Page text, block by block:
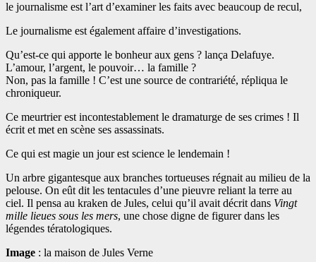
le journalisme est l’art d’examiner les faits avec beaucoup de recul,
Le journalisme est également affaire d’investigations.
Qu’est-ce qui apporte le bonheur aux gens ? lança Delafuye.
L’amour, l’argent, le pouvoir… la famille ?
Non, pas la famille ! C’est une source de contrariété, répliqua le
chroniqueur.
Ce meurtrier est incontestablement le dramaturge de ses crimes ! Il
écrit et met en scène ses assassinats.
Ce qui est magie un jour est science le lendemain !
Un arbre gigantesque aux branches tortueuses régnait au milieu de la
pelouse. On eût dit les tentacules d’une pieuvre reliant la terre au
ciel. Il pensa au kraken de Jules, celui qu’il avait décrit dans Vingt
mille lieues sous les mers, une chose digne de figurer dans les
légendes tératologiques.
Image : la maison de Jules Verne